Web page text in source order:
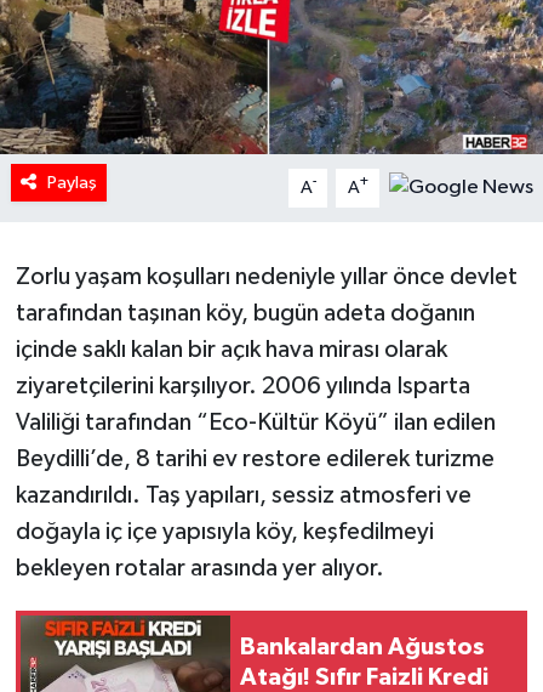
Paylaş A- A+
Zorlu yaşam koşulları nedeniyle yıllar önce devlet
tarafından taşınan köy, bugün adeta doğanın
içinde saklı kalan bir açık hava mirası olarak
ziyaretçilerini karşılıyor. 2006 yılında Isparta
Valiliği tarafından “Eco-Kültür Köyü” ilan edilen
Beydilli’de, 8 tarihi ev restore edilerek turizme
kazandırıldı. Taş yapıları, sessiz atmosferi ve
doğayla iç içe yapısıyla köy, keşfedilmeyi
bekleyen rotalar arasında yer alıyor.
Bankalardan Ağustos
Atağı! Sıfır Faizli Kredi
İlginç
KÜLTÜR SANAT
MAGAZİN
POLİTİKA
RESMİ İLANLAR
SAĞLIK
Spor
Tarihi Yapılarımız
Teknoloji
Türkiye